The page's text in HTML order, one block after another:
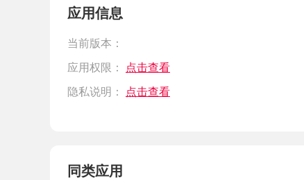
应用信息
当前版本：
应用权限： 点击查看
隐私说明： 点击查看
同类应用